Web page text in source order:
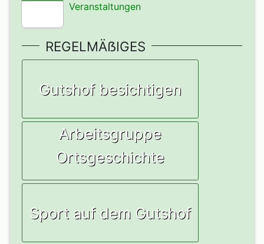
Veranstaltungen
REGELMÄẞIGES
Gutshof besichtigen
Arbeitsgruppe
Ortsgeschichte
Sport auf dem Gutshof